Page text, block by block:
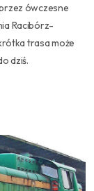
ówczesne
Racibórz-
trasa może
dziś.